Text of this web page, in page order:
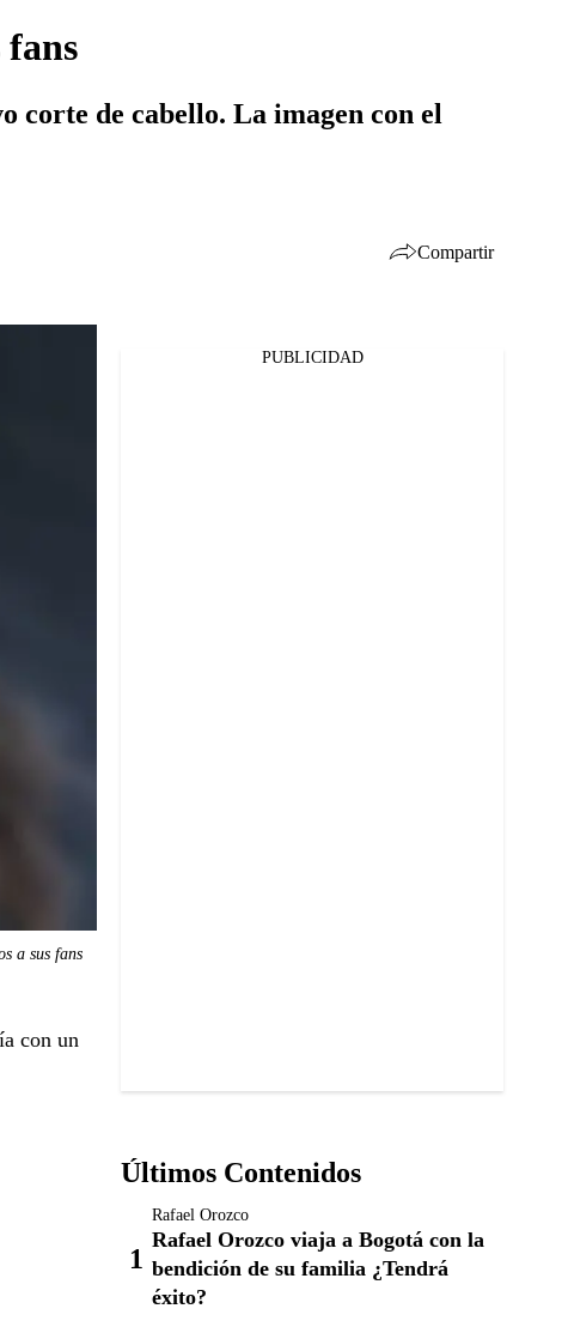
fans
corte de cabello. La imagen con el
Compartir
a sus fans
con un
PUBLICIDAD
Últimos Contenidos
Rafael Orozco
Rafael Orozco viaja a Bogotá con la
bendición de su familia ¿Tendrá
éxito?